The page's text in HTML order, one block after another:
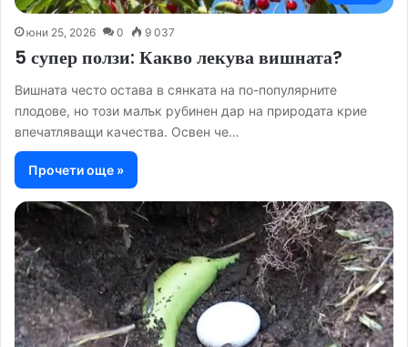
юни 25, 2026 0 9 037
5 супер ползи: Какво лекува вишната?
Вишната често остава в сянката на по-популярните
плодове, но този малък рубинен дар на природата крие
впечатляващи качества. Освен че…
Прочети още »